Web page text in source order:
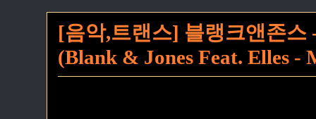
[음악,트랜스] 블랭크앤존스
(Blank & Jones Feat. Elles -